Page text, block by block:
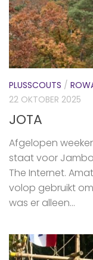
PLUSSCOUTS /
22 OKTOBER 2025
JOTA
Afgelopen
staat voor
The Internet.
volop gebruikt
was er alleen...